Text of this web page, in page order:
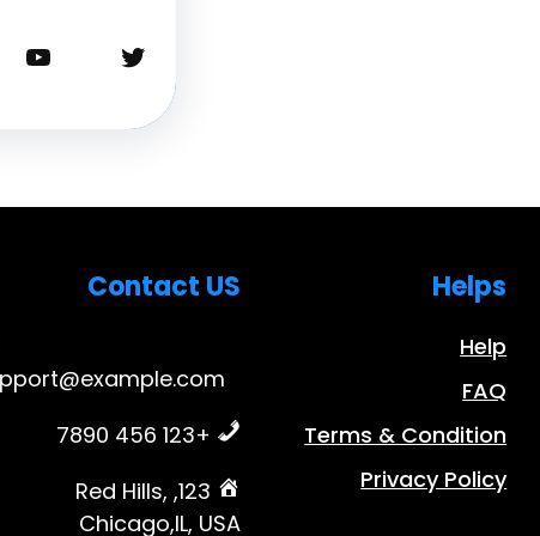
تويتر
يوتيوب
Helps
Help
FAQ
Terms & Condition
Privacy Policy
Contact US
+123 456 7890
123, Red Hills,
Chicago,IL, USA